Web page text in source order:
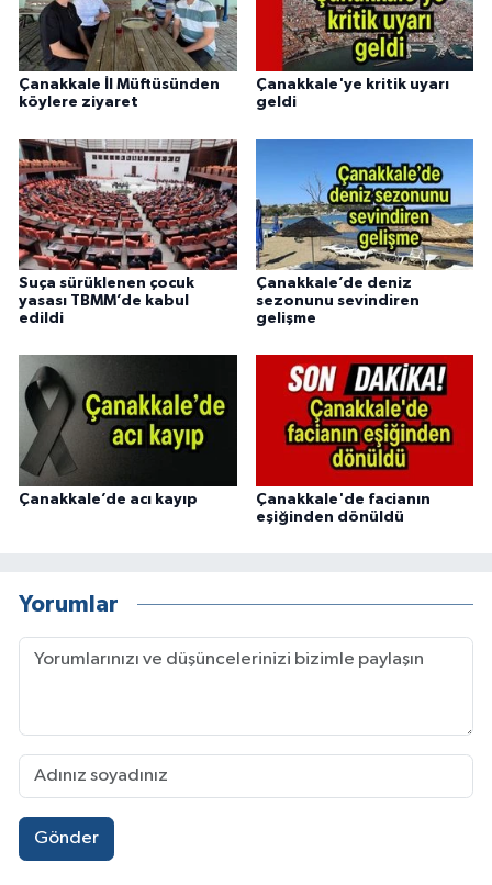
Çanakkale İl Müftüsünden
köylere ziyaret
Çanakkale'ye kritik uyarı
geldi
Suça sürüklenen çocuk
yasası TBMM’de kabul
edildi
Çanakkale’de deniz
sezonunu sevindiren
gelişme
Çanakkale’de acı kayıp
Çanakkale'de facianın
eşiğinden dönüldü
Yorumlar
Gönder